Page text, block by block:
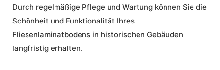
Durch regelmäßige Pflege und Wartung können Sie die
Schönheit und Funktionalität Ihres
Fliesenlaminatbodens in historischen Gebäuden
langfristig erhalten.